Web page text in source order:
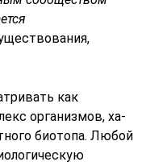
как
организмов, ха­
биотопа. Любой